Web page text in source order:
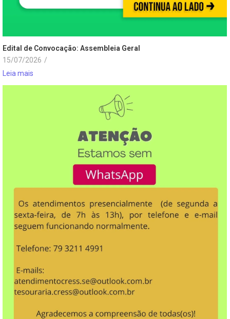
Edital de Convocação: Assembleia Geral
15/07/2026 /
Leia mais